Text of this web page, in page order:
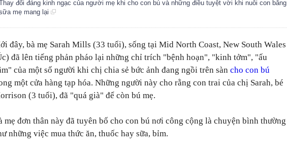
đổi đáng kinh ngạc của người mẹ khi cho con bú và những điều tuyệt vời khi nuôi con bằng
mẹ mang lại
đây, bà mẹ Sarah Mills (33 tuổi), sống tại Mid North Coast, New South Wales
đã lên tiếng phản pháo lại những chỉ trích "bệnh hoạn", "kinh tởm", "ấu
của một số người khi chị chia sẻ bức ảnh đang ngồi trên sàn cho con bú
một cửa hàng tạp hóa. Những người này cho rằng con trai của chị Sarah, bé
(3 tuổi), đã "quá già" để còn bú mẹ.
mẹ đơn thân này đã tuyên bố cho con bú nơi công cộng là chuyện bình thường
những việc mua thức ăn, thuốc hay sữa, bỉm.